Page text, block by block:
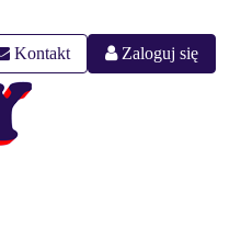
Kontakt Zaloguj się